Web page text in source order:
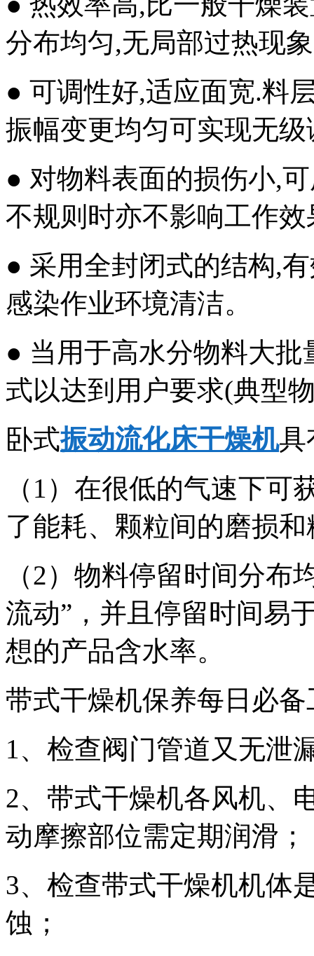
分布均匀,无局部过热现
● 可调性好,适应面宽.料
振幅变更均匀可实现无级
● 对物料表面的损伤小,
不规则时亦不影响工作效
● 采用全封闭式的结构,
感染作业环境清洁。
● 当用于高水分物料大
式以达到用户要求(典型
卧式振动流化床干燥机
（1）在很低的气速下
了能耗、颗粒间的磨损
（2）物料停留时间分布
流动”，并且停留时间易
想的产品含水率。
带式干燥机保养每日必备
1、检查阀门管道又无泄
2、带式干燥机各风机、
动摩擦部位需定期润滑；
3、检查带式干燥机机体
蚀；